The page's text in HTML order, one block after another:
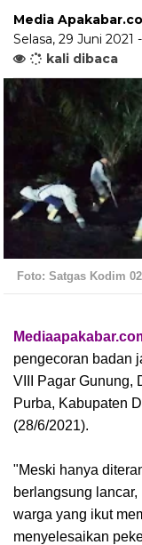
Media
Selasa, 29 Juni 2021 -
kali dibaca
Foto: Satgas Kodim
pengecoran badan
VIII Pagar Gunung,
Purba, Kabupaten
(28/6/2021).
"Meski hanya
berlangsung
warga yang ikut
menyelesaikan